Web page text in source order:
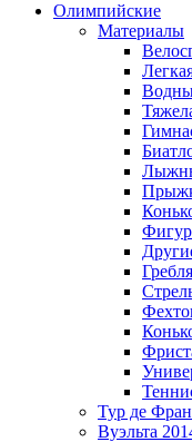
Олимпийские
Материалы
Гребля
Тур де
Вуэльта